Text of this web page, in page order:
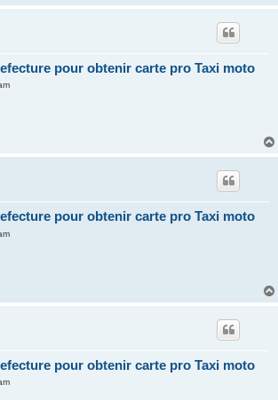
pour obtenir carte pro Taxi moto
pour obtenir carte pro Taxi moto
pour obtenir carte pro Taxi moto